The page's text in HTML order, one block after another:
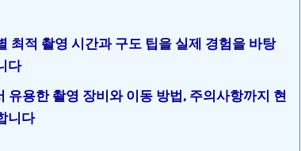
최적 촬영 시간과 구도 팁을 실제 경험을 바탕
다
유용한 촬영 장비와 이동 방법, 주의사항까지 현
니다